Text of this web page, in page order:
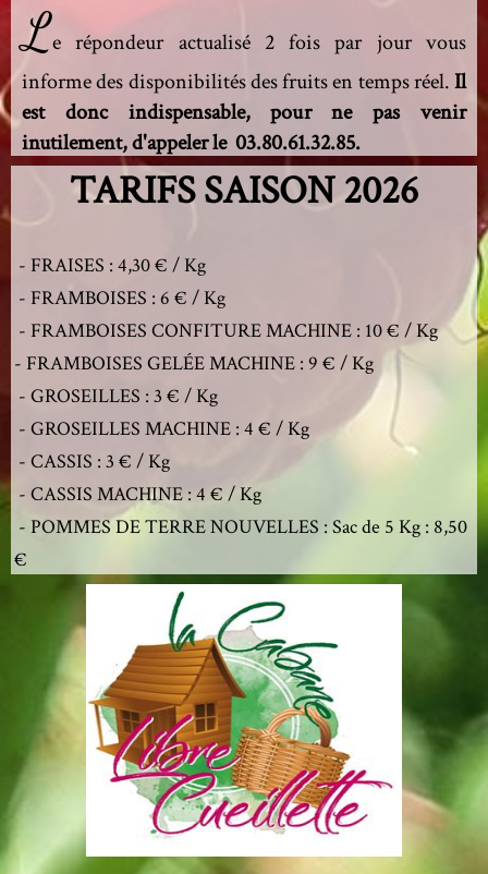
Le répondeur actualisé 2 fois par jour vous
informe des disponibilités des fruits en temps réel.Il
est donc indispensable, pour ne pas venir
inutilement, d'appeler le 03.80.61.32.85.
TARIFS SAISON 2026
- FRAISES : 4,30 € / Kg
- FRAMBOISES : 6 € / Kg
- FRAMBOISES CONFITURE MACHINE : 10 € / Kg
- FRAMBOISES GELÉE MACHINE : 9 € / Kg
- GROSEILLES : 3 € / Kg
- GROSEILLES MACHINE : 4 € / Kg
- CASSIS : 3 € / Kg
- CASSIS MACHINE : 4 € / Kg
- POMMES DE TERRE NOUVELLES : Sac de 5 Kg : 8,50
€